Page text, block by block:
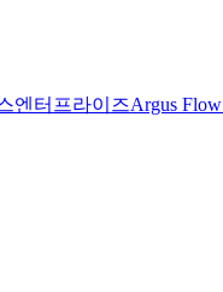
엔터프라이즈Argus Flow